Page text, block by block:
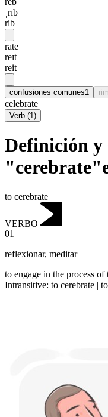
ˌrɪb
rib
rate
reɪt
reit
confusiones comunes1
celebrate
Verb (1)
Definición y
to cerebrate
VERBO
01
reflexionar, meditar
to engage in the process
Intransitive: to cerebrate |